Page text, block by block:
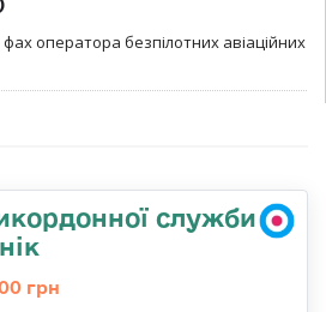
оператора безпілотних авіаційних
служби
грн